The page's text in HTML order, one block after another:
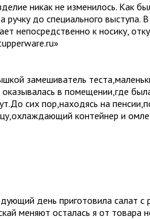
никак не изменилось. Как
до специального выступа.
непосредственно к носику,
»
замешиватель
в помещении,где
сих пор,находясь на
контейнер и
день приготовила салат
меняют осталась я от